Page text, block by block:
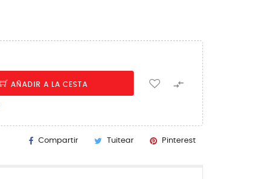
AÑADIR A LA CESTA 
Compartir Tuitear Pinterest